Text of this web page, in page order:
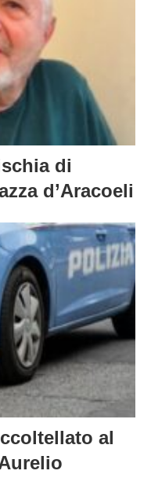
di
d’Aracoeli
al